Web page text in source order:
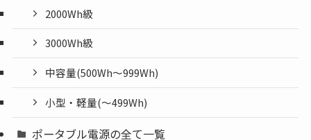
2000Wh級
3000Wh級
中容量(500Wh～999Wh)
小型・軽量(〜499Wh)
ポータブル電源の全て一覧